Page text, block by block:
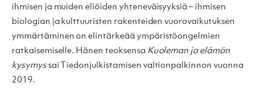
ihmisen ja muiden eliöiden yhteneväisyyksiä – ihmisen
biologian ja kulttuuristen rakenteiden vuorovaikutuksen
ymmärtäminen on elintärkeää ympäristöongelmien
ratkaisemiselle. Hänen teoksensa Kuoleman ja elämän
kysymyssai Tiedonjulkistamisen valtionpalkinnon vuonna
2019.